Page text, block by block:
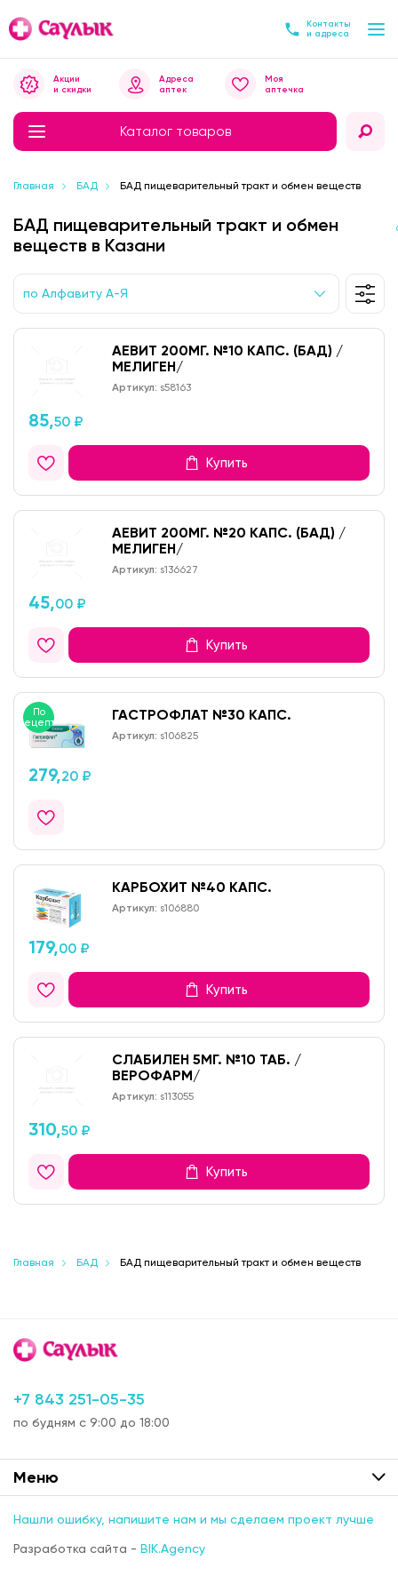
Контакты
и адреса
Каталог товаров
Акции
и скидки
Адреса
аптек
Моя
аптечка
Главная БАД БАД пищеварительный тракт и обмен веществ
БАД пищеварительный тракт и обмен
веществ в Казани
по Алфавиту А-Я
АЕВИТ 200МГ. №10 КАПС. (БАД) /
МЕЛИГЕН/
Артикул: s58163
85,50 ₽
Купить
АЕВИТ 200МГ. №20 КАПС. (БАД) /
МЕЛИГЕН/
Артикул: s136627
45,00 ₽
Купить
По
рецепту
ГАСТРОФЛАТ №30 КАПС.
Артикул: s106825
279,20 ₽
КАРБОХИТ №40 КАПС.
Артикул: s106880
179,00 ₽
Купить
СЛАБИЛЕН 5МГ. №10 ТАБ. /
ВЕРОФАРМ/
Артикул: s113055
310,50 ₽
Купить
Главная БАД БАД пищеварительный тракт и обмен веществ
+7 843 251-05-35
по будням с 9:00 до 18:00
Меню
Нашли ошибку, напишите нам и мы сделаем проект лучше
Разработка сайта - BIK.Agency